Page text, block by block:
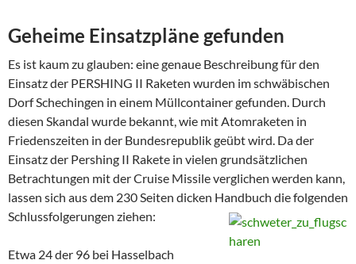
Geheime Einsatzpläne gefunden
Es ist kaum zu glauben: eine genaue Beschreibung für den
Einsatz der PERSHING II Raketen wurden im schwäbischen
Dorf Schechingen in einem Müllcontainer gefunden. Durch
diesen Skandal wurde bekannt, wie mit Atomraketen in
Friedenszeiten in der Bundesrepublik geübt wird. Da der
Einsatz der Pershing II Rakete in vielen grundsätzlichen
Betrachtungen mit der Cruise Missile verglichen werden kann,
lassen sich aus dem 230 Seiten dicken Handbuch die folgenden
Schlussfolgerungen ziehen:
Etwa 24 der 96 bei Hasselbach